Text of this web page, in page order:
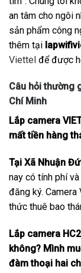
an tâm cho ngôi
sản phẩm công
thêm tại
Viettel để được
Câu hỏi thường
Chí Minh
Lắp camera
mất tiền hàng
Tại Xã Nhuận
nay có tính phí
đăng ký.
thức thuê bao
Lắp camera
không? Mình
đàm thoại hai